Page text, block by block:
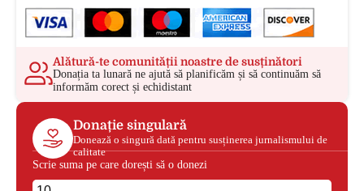
Alătură-te comunității noastre de susținători
Donația ta lunară ne ajută să planificăm și să continuăm să
informăm corect și echidistant
Donație singulară
Donează o singură dată pentru susținerea jurnalismului de
calitate
Scrie suma pe care dorești să o donezi